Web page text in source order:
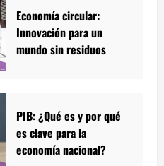
Economía circular:
Innovación para un
mundo sin residuos
PIB: ¿Qué es y por qué
es clave para la
economía nacional?